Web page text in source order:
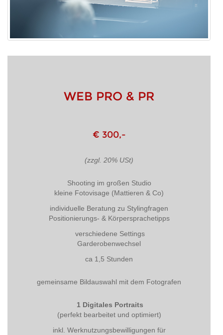
WEB PRO & PR
€ 300,-
(zzgl. 20% USt)
Shooting im großen Studio
kleine Fotovisage (Mattieren & Co)
individuelle Beratung zu Stylingfragen
Positionierungs- & Körpersprachetipps
verschiedene Settings
Garderobenwechsel
ca 1,5 Stunden
gemeinsame Bildauswahl mit dem Fotografen
1 Digitales Portraits
(perfekt bearbeitet und optimiert)
inkl. Werknutzungsbewilligungen für